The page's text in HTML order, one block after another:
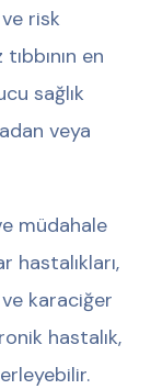
risk
en
sağlık
veya
müdahale
hastalıkları,
karaciğer
hastalık,